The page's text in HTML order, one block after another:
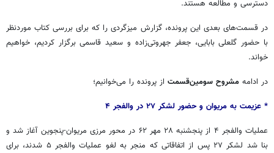
دسترسی و مطالعه هستند.
در قسمت‌های بعدی این پرونده، گزارش میزگردی را که برای بررسی کتاب موردنظر
با حضور گلعلی بابایی، جعفر جهروتی‌زاده و سعید قاسمی برگزار کردیم، خواهیم
خواند.
در ادامه مشروح سومین‌قسمت از پرونده را می‌خوانیم؛
* عزیمت به مریوان و حضور لشکر ۲۷ در والفجر ۴
عملیات والفجر ۴ از پنجشنبه ۲۸ مهر ۶۲ در محور مرزی مریوان-پنجوین آغاز شد و
بنا شد لشکر ۲۷ پس از اتفاقاتی که منجر به لغو عملیات والفجر ۵ شدند، برای